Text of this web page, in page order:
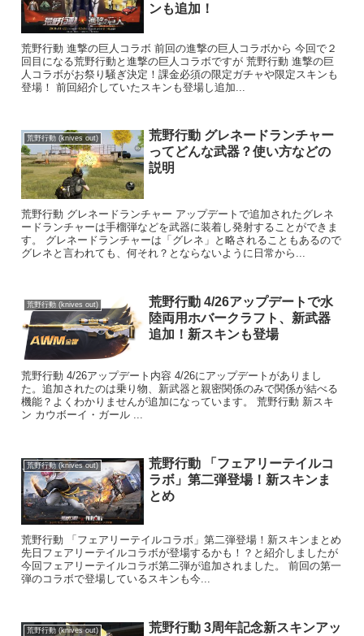
ンも追加！
荒野行動 進撃の巨人コラボ 前回の進撃の巨人コラボから 今回で２
回目になる荒野行動と進撃の巨人コラボですが 荒野行動 進撃の巨
人コラボがお祭り騒ぎ決定！課金必須の限定ガチャや限定スキンも
登場！ 前回紹介していたスキンも登場し追加...
荒野行動 (knives out)
荒野行動 グレネードランチャー
ってどんな武器？使い方などの
説明
荒野行動 グレネードランチャー アップデートで追加されたグレネ
ードランチャーは手榴弾などを武器に装着し発射することができま
す。 グレネードランチャーは「グレネ」と略されることもあるので
グレネと言われても、何それ？とならないように日常から...
荒野行動 (knives out)
荒野行動 4/26アップデートで水
陸両用ホバークラフト、新武器
追加！新スキンも登場
荒野行動 4/26アップデート内容 4/26にアップデートがありまし
た。追加されたのは乗り物、新武器と親密関係のみで関係が結べる
機能？よくわかりませんが追加になっています。 荒野行動 新スキ
ン カウボーイ・ガール ...
荒野行動 (knives out)
荒野行動 「フェアリーテイルコ
ラボ」第二弾登場！新スキンま
とめ
荒野行動 「フェアリーテイルコラボ」第二弾登場！新スキンまとめ
先日フェアリーテイルコラボが登場するかも！？と紹介しましたが
今回フェアリーテイルコラボ第二弾が追加されました。 前回の第一
弾のコラボで登場しているスキンも今...
荒野行動 (knives out)
荒野行動 3周年記念新スキンアッ